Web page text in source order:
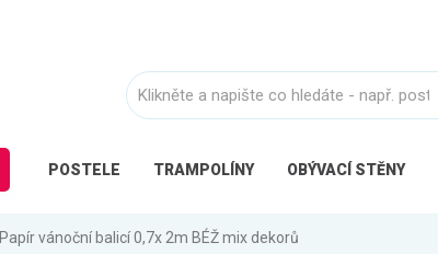
POSTELE TRAMPOLÍNY OBÝVACÍ STĚNY
Papír vánoční balicí 0,7x 2m BÉŽ mix dekorů